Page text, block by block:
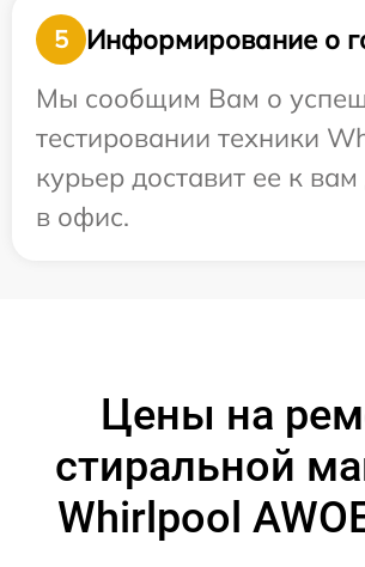
5
Информирование о
Мы сообщим Вам о
тестировании техники
курьер доставит ее к
в офис.
Цены на
стиральной
Whirlpool